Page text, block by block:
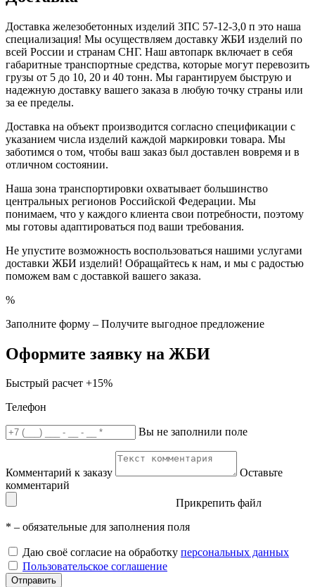
Доставка железобетонных изделий 3ПС 57-12-3,0 п это наша
специализация! Мы осуществляем доставку ЖБИ изделий по
всей России и странам СНГ. Наш автопарк включает в себя
габаритные транспортные средства, которые могут перевозить
грузы от 5 до 10, 20 и 40 тонн. Мы гарантируем быструю и
надежную доставку вашего заказа в любую точку страны или
за ее пределы.
Доставка на объект производится согласно спецификации с
указанием числа изделий каждой маркировки товара. Мы
заботимся о том, чтобы ваш заказ был доставлен вовремя и в
отличном состоянии.
Наша зона транспортировки охватывает большинство
центральных регионов Российской Федерации. Мы
понимаем, что у каждого клиента свои потребности, поэтому
мы готовы адаптироваться под ваши требования.
Не упустите возможность воспользоваться нашими услугами
доставки ЖБИ изделий! Обращайтесь к нам, и мы с радостью
поможем вам с доставкой вашего заказа.
%
Заполните форму – Получите выгодное предложение
Оформите заявку на ЖБИ
Быстрый расчет +15%
Телефон
Вы не заполнили поле
Комментарий к заказу
Оставьте
комментарий
Прикрепить файл
* – обязательные для заполнения поля
Даю своё согласие на обработку персональных данных
Пользовательское соглашение
Отправить